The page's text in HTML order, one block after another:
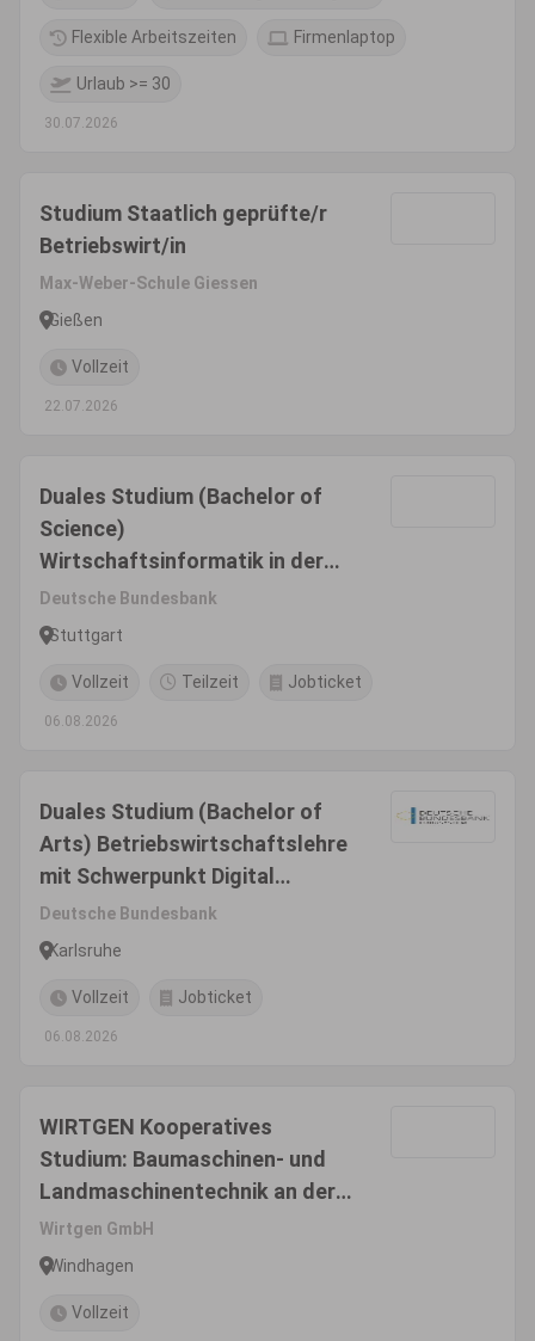
Flexible Arbeitszeiten Firmenlaptop
Urlaub >= 30
30.07.2026
Studium Staatlich geprüfte/r
Betriebswirt/in
Max-Weber-Schule Giessen
Gießen
Vollzeit
22.07.2026
Duales Studium (Bachelor of
Science)
Wirtschaftsinformatik in der
Studienrichtung Application
Management an der Dualen
Württemberg (DHBW) in
Stuttgart
Deutsche Bundesbank
Stuttgart
Vollzeit Teilzeit Jobticket
06.08.2026
Duales Studium (Bachelor of
Arts) Betriebswirtschaftslehre
mit Schwerpunkt Digital
Business Management an der
Dualen Hochschule Baden-
Karlsruhe
Deutsche Bundesbank
Karlsruhe
Vollzeit Jobticket
06.08.2026
WIRTGEN Kooperatives
Studium: Baumaschinen- und
Landmaschinentechnik an der
TH Köln - Bachelor of
Engineering
Wirtgen GmbH
Windhagen
Vollzeit